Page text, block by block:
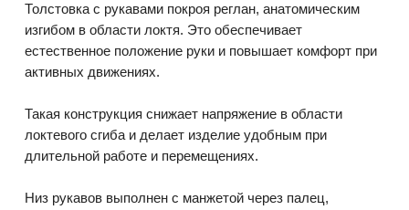
Толстовка с рукавами покроя реглан, анатомическим
изгибом в области локтя. Это обеспечивает
естественное положение руки и повышает комфорт при
активных движениях.
Такая конструкция снижает напряжение в области
локтевого сгиба и делает изделие удобным при
длительной работе и перемещениях.
Низ рукавов выполнен с манжетой через палец,